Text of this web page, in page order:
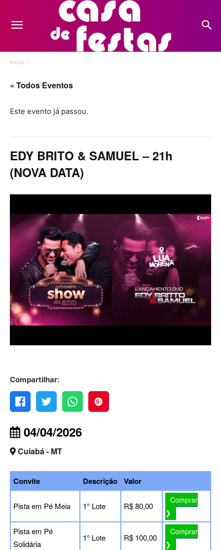
Início
« Todos Eventos
Este evento já passou.
EDY BRITO & SAMUEL – 21h
(NOVA DATA)
Compartilhar:
04/04/2026
Cuiabá - MT
Convite Descrição Valor
Pista em Pé Meia 1° Lote R$ 80,00
Comprar
❯
Pista em Pé
Solidária
1° Lote R$ 100,00
Comprar
❯